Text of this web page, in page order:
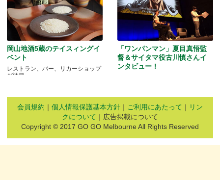
岡山地酒5蔵のテイスィングイ
ベント
レストラン、バー、リカーショップ
が注目
「ワンパンマン」夏目真悟監
督＆サイタマ役古川慎さんイ
ンタビュー！
会員規約 ｜ 個人情報保護基本方針 ｜ ご利用にあたって ｜ リン
クについて ｜広告掲載について
Copyright © 2017 GO GO Melbourne All Rights Reserved